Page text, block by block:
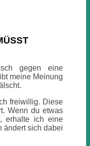
gegen eine
meine Meinung
freiwillig. Diese
Wenn du etwas
erhalte ich eine
ändert sich dabei